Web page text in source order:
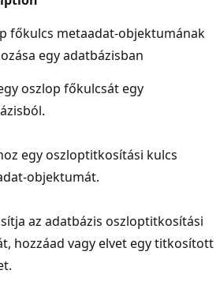
főkulcs metaadat-objektumának
egy adatbázisban
oszlop főkulcsát egy
egy oszloptitkosítási kulcs
objektumát.
az adatbázis oszloptitkosítási
hozzáad vagy elvet egy titkosított